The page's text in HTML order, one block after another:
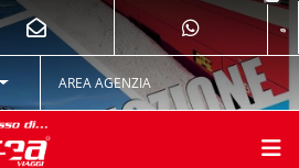
AREA AGENZIA